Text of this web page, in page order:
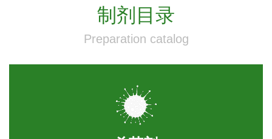
制剂目录
Preparation catalog